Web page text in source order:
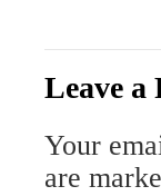
Leave a
Your
are